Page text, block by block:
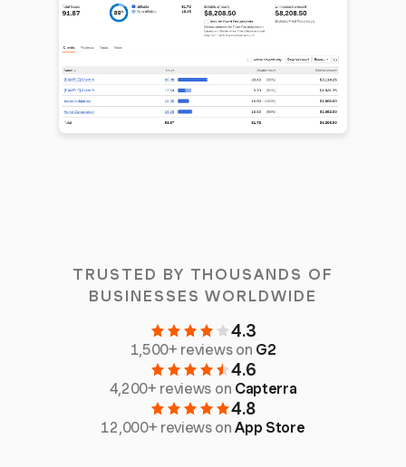
TRUSTED BY THOUSANDS OF
BUSINESSES WORLDWIDE
4.3
1,500+ reviews on G2
4.6
4,200+ reviews on Capterra
4.8
12,000+ reviews onApp Store